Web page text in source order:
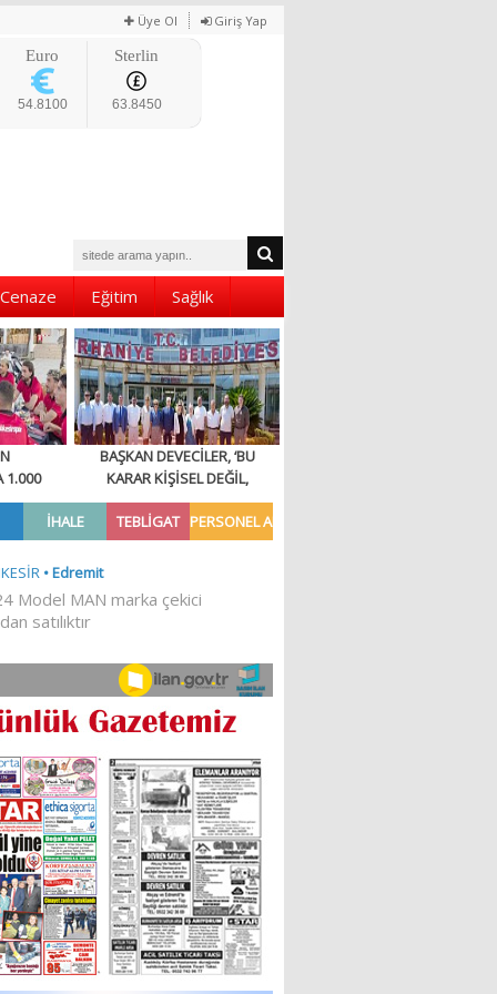
Üye Ol Giriş Yap
Euro
54.8100
Sterlin
63.8450
Cenaze Eğitim Sağlık
1.000
BAŞKAN DEVECİLER, ‘BU
KARAR KİŞİSEL DEĞİL,
İLKESEL BİR DURUŞTUR’